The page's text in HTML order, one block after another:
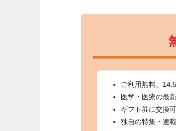
ご利用無料、
医学・医療の最
ギフト券に交換
独自の特集・連